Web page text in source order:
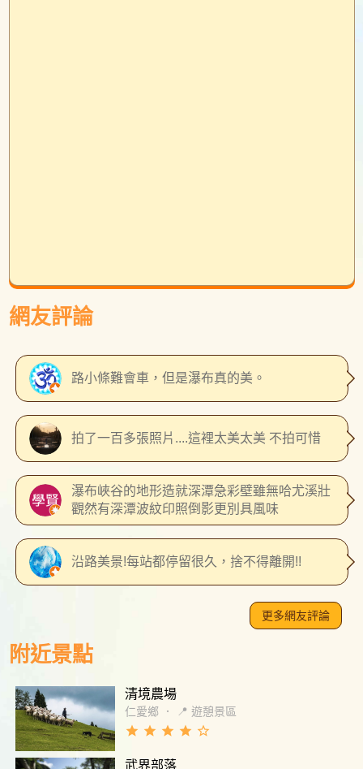
網友評論
路小條難會車，但是瀑布真的美。
拍了一百多張照片....這裡太美太美 不拍可惜
瀑布峽谷的地形造就深潭急彩壁雖無哈尤溪壯
觀然有深潭波紋印照倒影更別具風味
沿路美景!每站都停留很久，捨不得離開!!
更多網友評論
附近景點
清境農場
仁愛鄉 ． 📍 遊憩景區
grade grade grade grade star_border
武界部落